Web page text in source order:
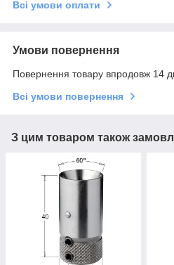
Всі умови оплати
Умови повернення
Повернення товару впродовж 14
Всі умови повернення
З цим товаром також